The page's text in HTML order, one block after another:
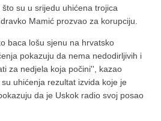
su u srijedu uhićena trojica
Mamić prozvao za korupciju.
baca lošu sjenu na hrvatsko
pokazuju da nema nedodirljivih i
za nedjela koja počini'', kazao
uhićenja rezultat izvida koje je
da je Uskok radio svoj posao